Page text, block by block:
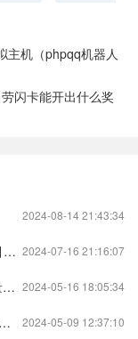
主机（phpqq机器人
闪卡能开出什么奖
2024-08-14 21:43:34
2024-07-16 21:16:07
2024-05-16 18:05:34
2024-05-09 12:37:10